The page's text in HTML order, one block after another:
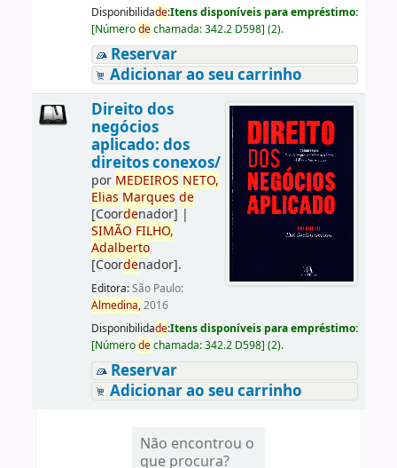
Disponibilidade:Itens disponíveis para empréstimo:
[Númerodechamada:342.2 D598] (2).
Reservar
Adicionar ao seu carrinho
Direito dos
negócios
aplicado: dos
direitos conexos/
por MEDEIROS NETO,
Elias Marques de
[Coordenador] |
SIMÃO FILHO,
Adalberto
[Coordenador].
Editora:São Paulo:
Almedina,2016
Disponibilidade:Itens disponíveis para empréstimo:
[Númerodechamada:342.2 D598] (2).
Reservar
Adicionar ao seu carrinho
Não encontrou o
que procura?